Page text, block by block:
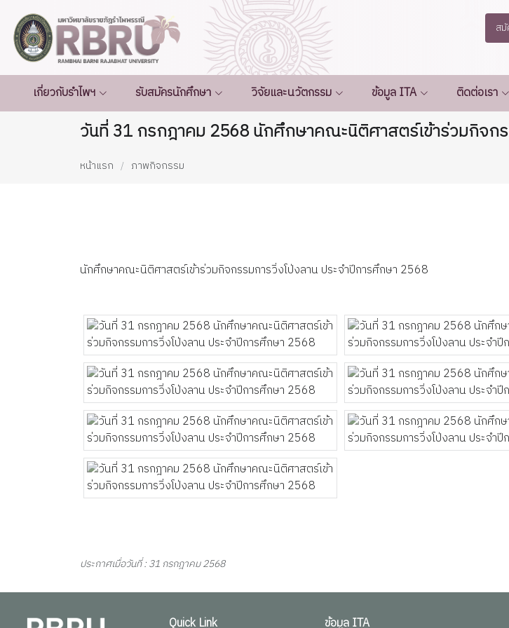
ส
เกี่ยวกับรำไพฯ รับสมัครนักศึกษา วิจัยและนวัตกรรม ข้อมูล ITA ติดต่อเรา
วันที่ 31 กรกฎาคม 2568 นักศึกษาคณะนิติศาสตร์เข้าร่วมกิจก
หน้าแรก ภาพกิจกรรม
นักศึกษาคณะนิติศาสตร์เข้าร่วมกิจกรรมการวิ่งโป่งลาน ประจำปีการศึกษา 2568
ประกาศเมื่อวันที่ : 31 กรกฎาคม 2568
Quick Link ข้อมูล ITA